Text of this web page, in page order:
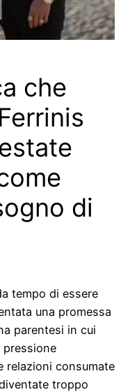
che
di
tempo di essere
una promessa
parentesi in cui
pressione
relazioni consumate
troppo